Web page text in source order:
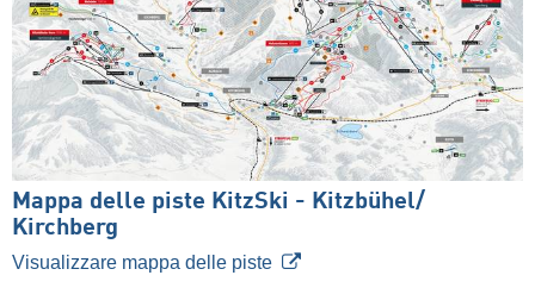
Mappa delle piste KitzSki - Kitzbühel/​
Kirchberg
Visualizzare mappa delle piste